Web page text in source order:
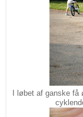
I løbet af ganske